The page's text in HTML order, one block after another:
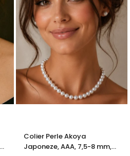
Colier Perle Akoya
Japoneze, AAA, 7,5-8 mm,